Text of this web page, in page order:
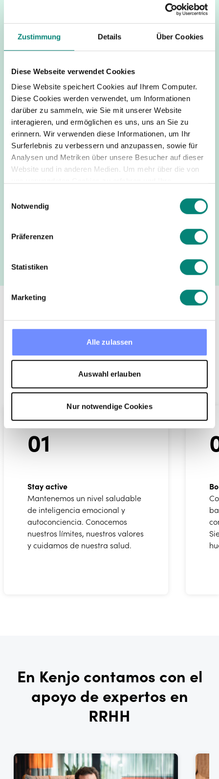
Zustimmung Details Über Cookies
Diese Webseite verwendet Cookies
Diese Website speichert Cookies auf Ihrem Computer.
Diese Cookies werden verwendet, um Informationen
darüber zu sammeln, wie Sie mit unserer Website
interagieren, und ermöglichen es uns, uns an Sie zu
erinnern. Wir verwenden diese Informationen, um Ihr
Surferlebnis zu verbessern und anzupassen, sowie für
Analysen und Metriken über unsere Besucher auf dieser
Website und in anderen Medien. Um mehr über die von
Datenschutzerklärung
Notwendig
Präferenzen
Statistiken
Marketing
Alle zulassen
Auswahl erlauben
Nur notwendige Cookies
y la satisfacción de los empleados. Buscamos
cumplimiento de la normativa laboral para que
puedan centrarse en el desarrollo de sus empleados.
Nuestros valores
01
Stay active
Mantenemos un nivel saludable
de inteligencia emocional y
autoconciencia. Conocemos
nuestros límites, nuestros valores
y cuidamos de nuestra salud.
En Kenjo contamos con el
apoyo de expertos en
RRHH